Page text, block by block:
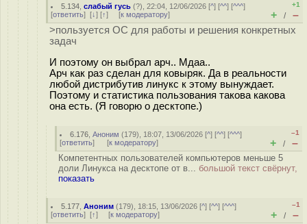
5.134 ,слабый гусь (?), 22:04, 12/06/2026 [^] [^^] [^^^]
[ответить] [↓] [↑] [к модератору]
+1
+ / –
>пользуется ОС для работы и решения конкретных
задач
И поэтому он выбрал арч.. Мдаа..
Арч как раз сделан для ковыряк. Да в реальности
любой дистрибутив линукс к этому вынуждает.
Поэтому и статистика пользования такова какова
она есть. (Я говорю о десктопе.)
6.176 ,Аноним (179), 18:07, 13/06/2026 [^] [^^] [^^^]
[ответить] [к модератору]
–1
+ / –
Компетентных пользователей компьютеров меньше 5
доли Линукса на десктопе от в... большой текст свёрнут,
показать
5.177 ,Аноним (179), 18:15, 13/06/2026 [^] [^^] [^^^]
[ответить] [↑] [к модератору]
–1
+ / –